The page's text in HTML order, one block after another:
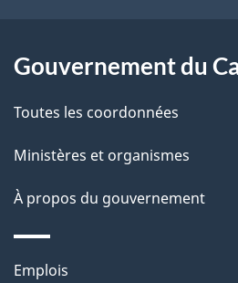
a
g
e
r
a
c
i
o
n
Gouvernement du
Toutes les coordonnées
Ministères et organismes
À propos du gouvernement
Thèmes
Emplois